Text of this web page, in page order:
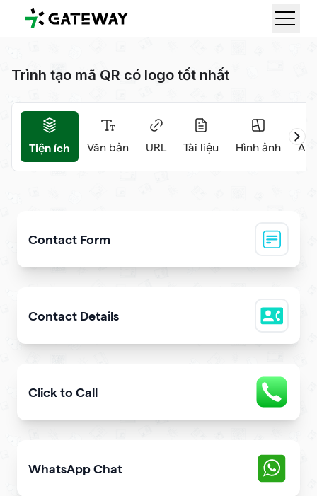
QRGateway
Trình tạo mã QR có logo tốt nhất
Tiện ích Văn bản URL Tài liệu Hình ảnh
Contact Form
Contact Details
Click to Call
WhatsApp Chat